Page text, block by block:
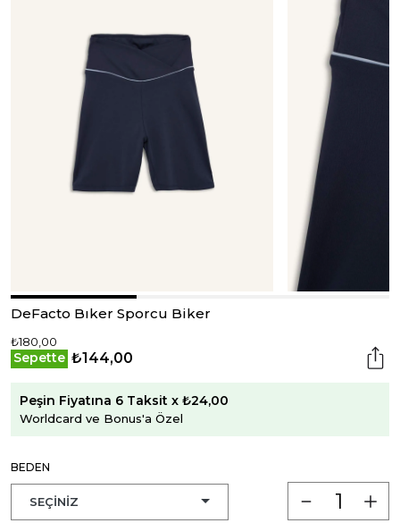
DeFacto Bıker Sporcu Biker
₺180,00
Sepette ₺144,00
Peşin Fiyatına 6 Taksit x ₺24,00
Worldcard ve Bonus'a Özel
BEDEN